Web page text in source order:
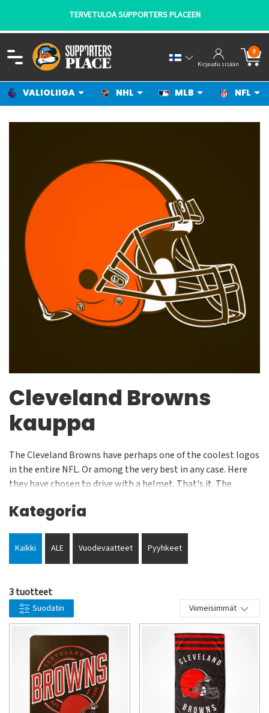
TERVETULOA SUPPORTERS PLACEEN
Kirjaudu sisään
0
VALIOLIIGA NHL MLB NFL
Cleveland Browns
kauppa
The Cleveland Browns have perhaps one of the coolest logos
in the entire NFL. Or among the very best in any case. Here
they have chosen to drive with a helmet. That's it. The
Football League, NFL. You can buy your Browns souvenirs in
Supporters Place online shop. A really good shop for you who
love the NFL and supporter stuff with really nice logos. We
licensed products from us. Of course at good prices and with
fast deliveries to your home.
Kategoria
Kaikki ALE Vuodevaatteet Pyyhkeet
3 tuotteet
Suodatin Viimeisimmät